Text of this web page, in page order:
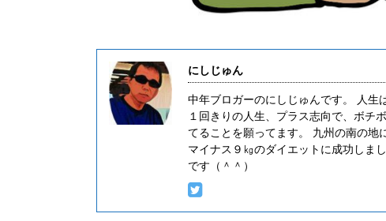
にしじゅん
中年ブロガーのにしじゅんです。 人生
１回きりの人生、プラス志向で、ボチ
てることを願ってます。 九州の南の地
マイナス９㎏のダイエットに成功しま
です（＾＾）